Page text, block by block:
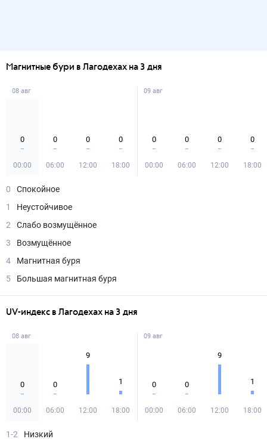
Магнитные бури в Лагодехах на 3 дня
08 авг
0
00:00
0
06:00
0
12:00
0
18:00
09 авг
0
00:00
0
06:00
0
12:00
0
18:00
0
Спокойное
1
Неустойчивое
2
Слабо возмущённое
3
Возмущённое
4
Магнитная буря
5
Большая магнитная буря
UV-индекс в Лагодехах на 3 дня
08 авг
0
00:00
0
06:00
9
12:00
1
18:00
09 авг
0
00:00
0
06:00
9
12:00
1
18:00
1-2
Низкий